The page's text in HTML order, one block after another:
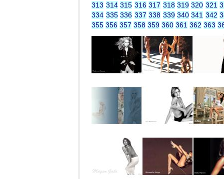
313 314 315 316 317 318 319 320 321
334 335 336 337 338 339 340 341 342
355 356 357 358 359 360 361 362 363